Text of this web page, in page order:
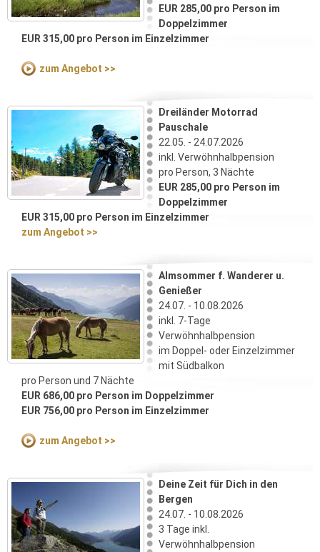
EUR 285,00 pro Person im
Doppelzimmer
EUR 315,00 pro Person im Einzelzimmer
zum Angebot >>
Dreiländer Motorrad
Pauschale
22.05. - 24.07.2026
inkl. Verwöhnhalbpension
pro Person, 3 Nächte
EUR 285,00 pro Person im
Doppelzimmer
EUR 315,00 pro Person im Einzelzimmer
zum Angebot >>
Almsommer f. Wanderer u.
Genießer
24.07. - 10.08.2026
inkl. 7-Tage
Verwöhnhalbpension
im Doppel- oder Einzelzimmer
mit Südbalkon
pro Person und 7 Nächte
EUR 686,00 pro Person im Doppelzimmer
EUR 756,00 pro Person im Einzelzimmer
zum Angebot >>
Deine Zeit für Dich in den
Bergen
24.07. - 10.08.2026
3 Tage inkl.
Verwöhnhalbpension